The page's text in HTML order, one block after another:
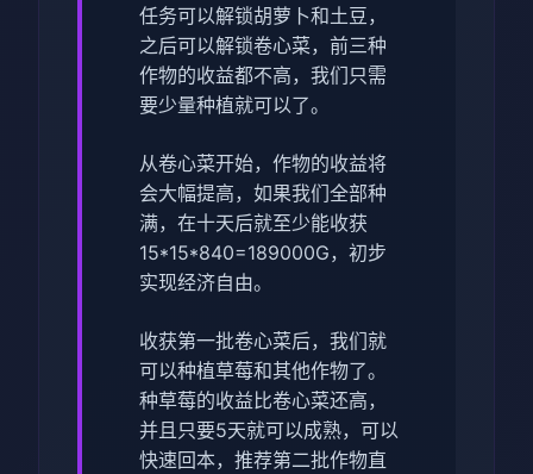
任务可以解锁胡萝卜和土豆，
之后可以解锁卷心菜，前三种
作物的收益都不高，我们只需
要少量种植就可以了。
从卷心菜开始，作物的收益将
会大幅提高，如果我们全部种
满，在十天后就至少能收获
15*15*840=189000G，初步
实现经济自由。
收获第一批卷心菜后，我们就
可以种植草莓和其他作物了。
种草莓的收益比卷心菜还高，
并且只要5天就可以成熟，可以
快速回本，推荐第二批作物直